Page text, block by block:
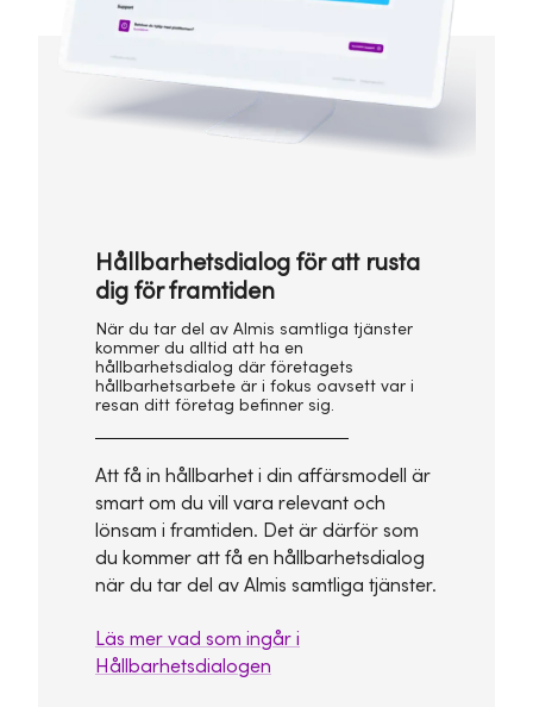
Hållbarhetsdialog för att rusta
dig för framtiden
När du tar del av Almis samtliga tjänster
kommer du alltid att ha en
hållbarhetsdialog där företagets
hållbarhetsarbete är i fokus oavsett var i
resan ditt företag befinner sig.
Att få in hållbarhet i din affärsmodell är
smart om du vill vara relevant och
lönsam i framtiden. Det är därför som
du kommer att få en hållbarhetsdialog
när du tar del av Almis samtliga tjänster.
Läs mer vad som ingår i
Hållbarhetsdialogen